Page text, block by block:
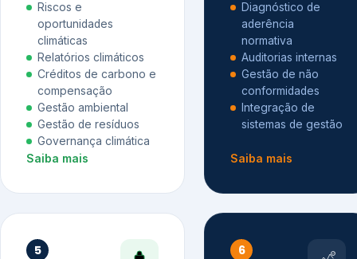
Riscos e
oportunidades
climáticas
Relatórios climáticos
Créditos de carbono e
compensação
Gestão ambiental
Gestão de resíduos
Governança climática
Saiba mais
Diagnóstico de
aderência
normativa
Auditorias internas
Gestão de não
conformidades
Integração de
sistemas de gestão
Saiba mais
5 6